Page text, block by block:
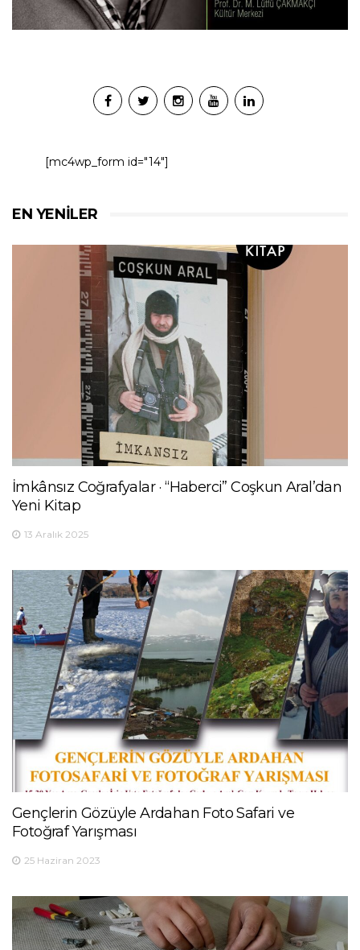
[mc4wp_form id="14"]
EN YENILER
İmkânsız Coğrafyalar · “Haberci” Coşkun Aral’dan
Yeni Kitap
13 Aralık 2025
Gençlerin Gözüyle Ardahan Foto Safari ve
Fotoğraf Yarışması
25 Haziran 2023